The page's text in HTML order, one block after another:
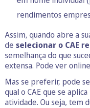
rendimentos
Assim, quando abre a
de selecionar o CAE
semelhança do que
extensa. Pode ver
Mas se preferir, pode
qual o CAE que se
atividade. Ou seja, tem